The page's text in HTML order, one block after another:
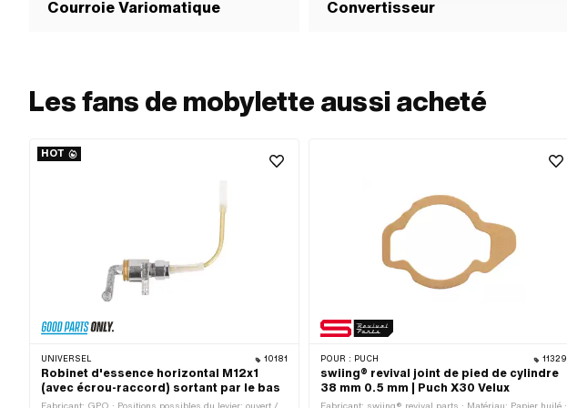
Courroie Variomatique Convertisseur
Les fans de mobylette aussi acheté
HOT
UNIVERSEL 10181
Robinet d'essence horizontal M12x1
(avec écrou-raccord) sortant par le bas
POUR : PUCH 11329
swiing® revival joint de pied de cylindre
38 mm 0.5 mm | Puch X30 Velux